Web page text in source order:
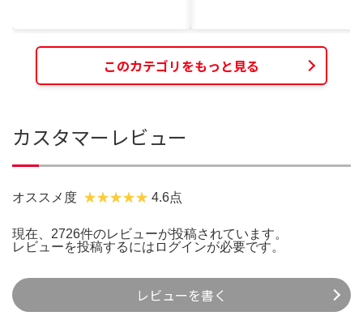
このカテゴリをもっと見る
カスタマーレビュー
オススメ度 4.6点
現在、2726件のレビューが投稿されています。
レビューを投稿するには ログインが必要です。
レビューを書く